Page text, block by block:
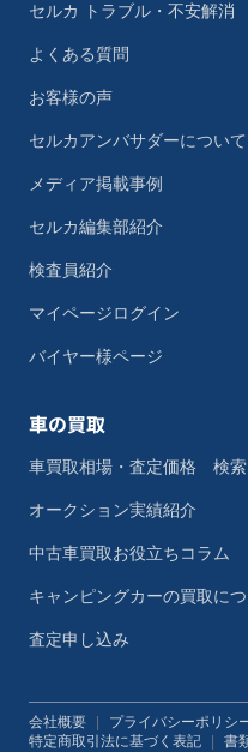
セルカ トラブル・不安解消
よくある質問
お客様の声
セルカアンバサダーについて
メディア掲載事例
セルカ編集部紹介
検査員紹介
マイページログイン
バイヤー様ページ
車の買取
車買取相場・査定価格 検索
オークション実績紹介
中古車買取お役立ちコラム
キャンピングカーの買取に
査定申し込み
会社概要 プライバシーポリシ
特定商取引法に基づく表記
書